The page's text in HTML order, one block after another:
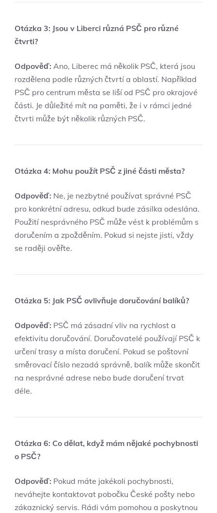
Otázka 3: Jsou v Liberci různá PSČ pro různé
čtvrti?
Odpověď: Ano, Liberec má několik PSČ, která jsou
rozdělena podle různých čtvrtí a oblastí. Například
PSČ pro centrum města se liší od PSČ pro okrajové
části. Je důležité mít na paměti, že i v rámci jedné
čtvrti může být několik různých PSČ.
Otázka 4: Mohu použít PSČ z jiné části města?
Odpověď: Ne, je nezbytné používat správné PSČ
pro konkrétní adresu, odkud bude zásilka odeslána.
Použití nesprávného PSČ může vést k problémům s
doručením a zpožděním. Pokud si nejste jisti, vždy
se raději ověřte.
Otázka 5: Jak PSČ ovlivňuje doručování balíků?
Odpověď: PSČ má zásadní vliv na rychlost a
efektivitu doručování. Doručovatelé používají PSČ k
určení trasy a místa doručení. Pokud se poštovní
směrovací číslo nezadá správně, balík může skončit
na nesprávné adrese nebo bude doručení trvat
déle.
Otázka 6: Co dělat, když mám nějaké pochybnosti
o PSČ?
Odpověď: Pokud máte jakékoli pochybnosti,
neváhejte kontaktovat pobočku České pošty nebo
zákaznický servis. Rádi vám pomohou a poskytnou